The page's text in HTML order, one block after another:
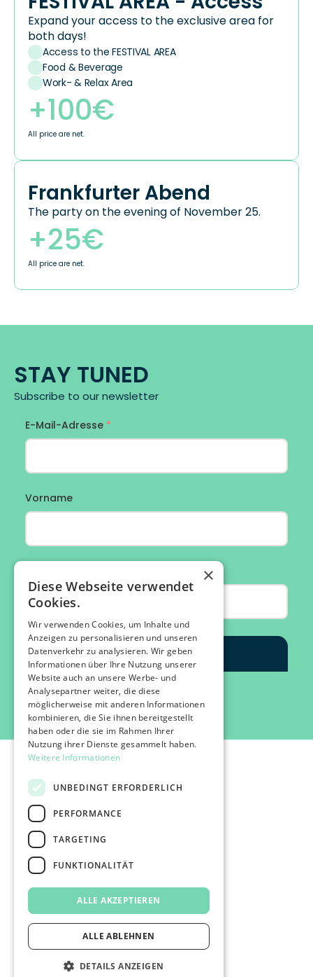
Expand your access to the exclusive area for
both days!
Access to the FESTIVAL AREA
Food & Beverage
Work- & Relax Area
+100€
All price are net.
Frankfurter Abend
The party on the evening of November 25.
+25€
All price are net.
STAY TUNED
Subscribe to our newsletter
©2026 IMPACT FESTIVAL | all rights reserved.
profairs Login
Partners & Friends
Attend
Press
Impressum
Data protection
×
Diese Webseite verwendet
Cookies.
Wir verwenden Cookies, um Inhalte und
Anzeigen zu personalisieren und unseren
Datenverkehr zu analysieren. Wir geben
Informationen über Ihre Nutzung unserer
Website auch an unsere Werbe- und
Analysepartner weiter, die diese
möglicherweise mit anderen Informationen
kombinieren, die Sie ihnen bereitgestellt
haben oder die sie im Rahmen Ihrer
Nutzung ihrer Dienste gesammelt haben.
Weitere Informationen
UNBEDINGT ERFORDERLICH
PERFORMANCE
TARGETING
FUNKTIONALITÄT
ALLE AKZEPTIEREN
ALLE ABLEHNEN
DETAILS ANZEIGEN